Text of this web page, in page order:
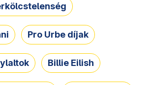
Pro Urbe díjak
Billie Eilish